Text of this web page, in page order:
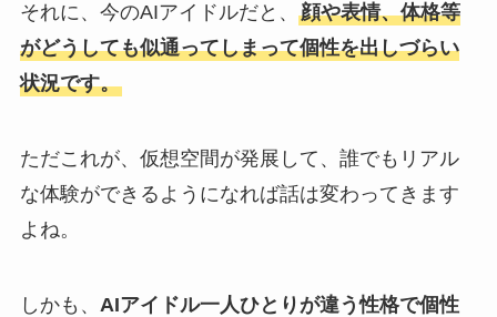
それに、今のAIアイドルだと、 顔や表情、体格等
がどうしても似通ってしまって個性を出しづらい
状況です。
ただこれが、仮想空間が発展して、誰でもリアル
な体験ができるようになれば話は変わってきます
よね。
しかも、 AIアイドル一人ひとりが違う性格で個性